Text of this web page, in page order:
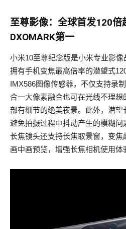
至尊影像：全球首发120倍
DXOMARK第一
小米10至尊纪念版是小米专业影像
拥有手机变焦最高倍率的潜望式
IMX586图像传感器，不仅支持录
合一大像素融合也可在光线不理
部有细节的绝美夜景。此外，潜望
避免拍摄过程中抖动产生的模糊
长焦镜头还支持长焦取景窗，变焦
画中画预览，增强长焦相机使用体